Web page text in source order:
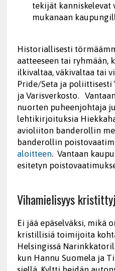
tekijät kanniskelevat
mukanaan
Historiallisesti
aatteeseen tai ryhmään,
ilkivaltaa, väkivaltaa tai
Pride/Seta ja
ja Varisverkosto.
nuorten puheenjohtaja
lehtikirjoituksia
avioliiton banderollin
banderollin
aloitteen. Vantaan
esitetyn
Vihamielisyys
Ei jää epäselväksi, mikä
kristillisiä toimijoita
Helsingissä
kun Hannu Suomela ja